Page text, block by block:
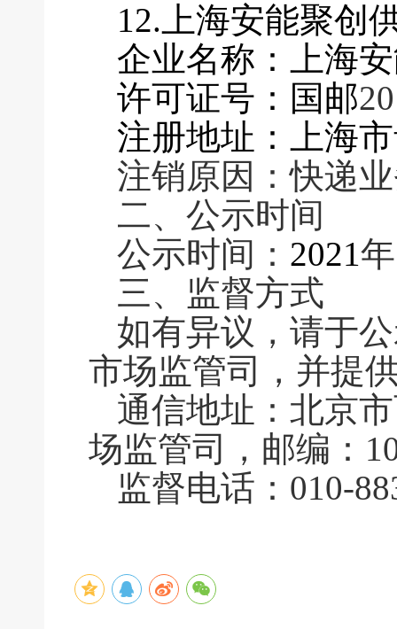
12.上海安能聚创
企业名称：上海
许可证号：国邮
注册地址：上海
注销原因：快递
二、公示时间
公示时间： 2021年
三、监督方式
如有异议，请于
市场监管司，并提
通信地址：北京
场监管司，邮编：
监督电话：010-